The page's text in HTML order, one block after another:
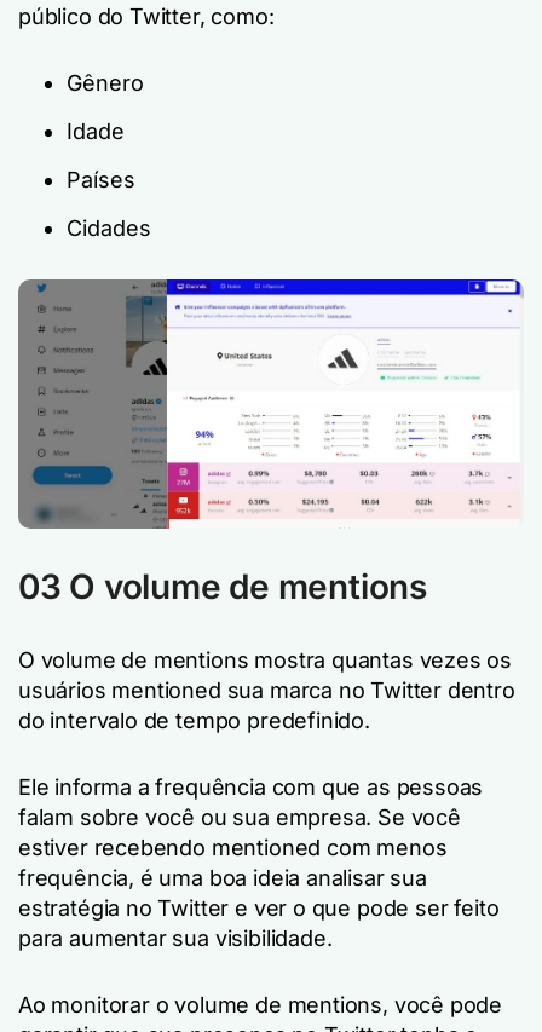
público do Twitter, como:
Gênero
Idade
Países
Cidades
03 O volume de mentions
O volume de mentions mostra quantas vezes os
usuários mentioned sua marca no Twitter dentro
do intervalo de tempo predefinido.
Ele informa a frequência com que as pessoas
falam sobre você ou sua empresa. Se você
estiver recebendo mentioned com menos
frequência, é uma boa ideia analisar sua
estratégia no Twitter e ver o que pode ser feito
para aumentar sua visibilidade.
Ao monitorar o volume de mentions, você pode